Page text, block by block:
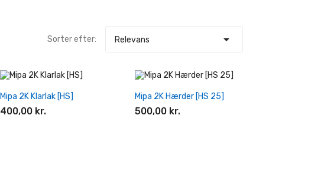
Sorter efter: Relevans 
+ Læg I Indkøbskurv
Mipa 2K Klarlak [HS]
400,00 kr.
+ Læg I Indkøbskurv
Mipa 2K Hærder [HS 25]
500,00 kr.